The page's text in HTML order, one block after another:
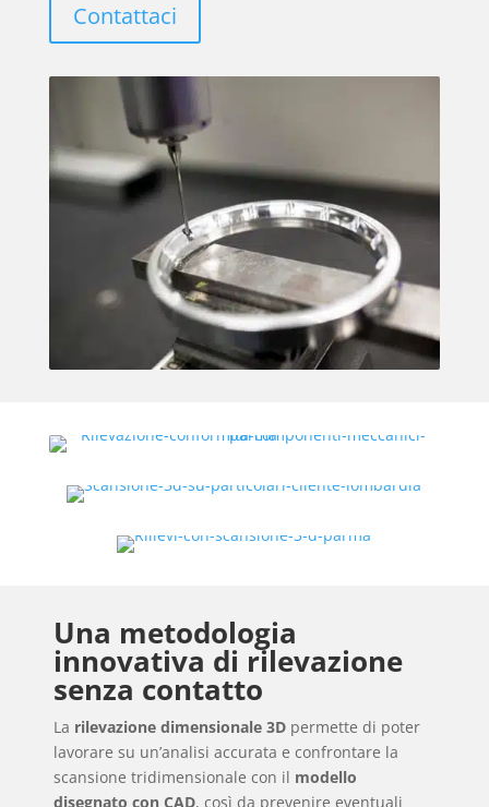
Contattaci
Una metodologia
innovativa di rilevazione
senza contatto
La rilevazione dimensionale 3D permette di poter
lavorare su un’analisi accurata e confrontare la
scansione tridimensionale con il modello
disegnato con CAD, così da prevenire eventuali